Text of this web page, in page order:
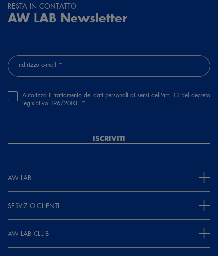
RESTA IN CONTATTO
AW LAB Newsletter
Indirizzo e-mail
Autorizzo il trattamento dei dati personali ai sensi dell'art. 13 del decreto
legislativo 196/2003
ISCRIVITI
AW LAB
SERVIZIO CLIENTI
AW LAB CLUB